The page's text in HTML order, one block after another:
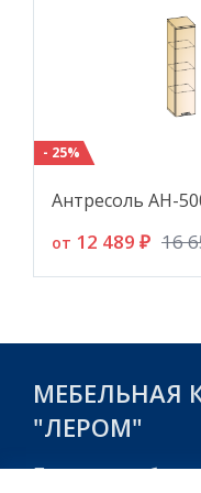
- 25%
Антресоль АН-
от 12 489 ₽ 16
МЕБЕЛЬНАЯ
"ЛЕРОМ"
Пензенская